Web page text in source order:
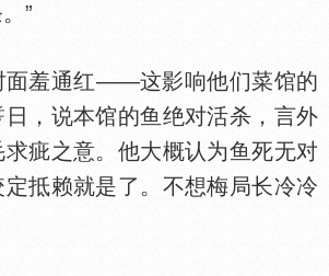
”
羞通红——这影响他们菜馆的
，说本馆的鱼绝对活杀，言外
疵之意。他大概认为鱼死无对
抵赖就是了。不想梅局长冷冷